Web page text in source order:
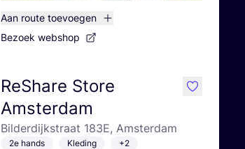
Aan route toevoegen
Bezoek webshop
ReShare Store
Amsterdam
Bilderdijkstraat 183E, Amsterdam
2e hands Kleding +2
like